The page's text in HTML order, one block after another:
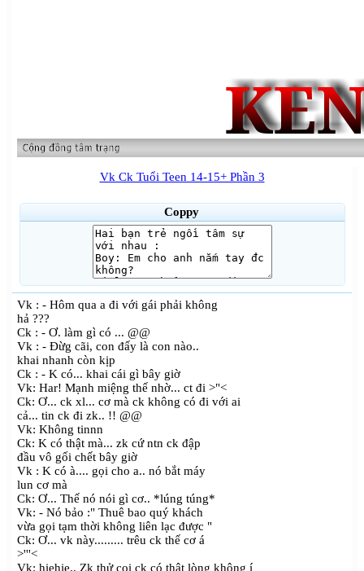
Vk Ck Tuổi Teen 14-15+ Phần 3
Coppy
Vk : - Hôm qua a đi với gái phải không
hả ???
Ck : - Ơ. làm gì có ... @@
Vk : - Đừg cãi, con đấy là con nào..
khai nhanh còn kịp
Ck : - K có... khai cái gì bây giờ
Vk: Har! Mạnh miệng thế nhờ... ct đi >"<
Ck: Ơ... ck xl... cơ mà ck không có đi với ai
cả... tin ck đi zk.. !! @@
Vk: Không tinnn
Ck: K có thật mà... zk cứ ntn ck đập
đầu vô gối chết bây giờ
Vk : K có à.... gọi cho a.. nó bắt máy
lun cơ mà
Ck: Ơ... Thế nó nói gì cơ.. *lúng túng*
Vk: - Nó bảo :" Thuê bao quý khách
vừa gọi tạm thời không liên lạc được "
Ck: Ơ... vk này......... trêu ck thế cơ á
>'''<
Vk: hiehie.. Zk thử coi ck có thật lòng không í